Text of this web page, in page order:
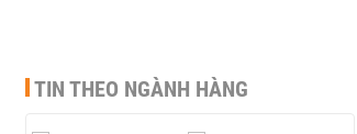
TIN THEO NGÀNH HÀNG